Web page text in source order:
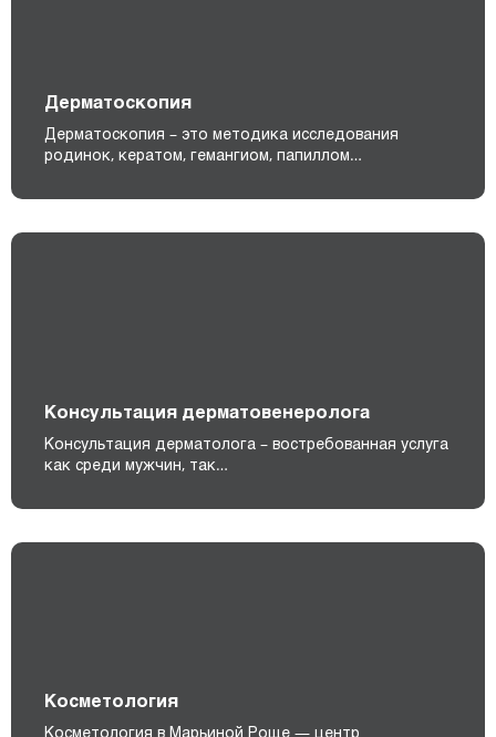
Дерматоскопия
Дерматоскопия – это методика исследования
родинок, кератом, гемангиом, папиллом…
Консультация дерматовенеролога
Консультация дерматолога – востребованная услуга
как среди мужчин, так…
Косметология
Косметология в Марьиной Роще — центр